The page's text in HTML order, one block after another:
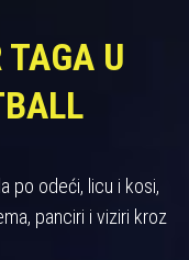
TAGA U
po odeći, licu i kosi,
panciri i viziri kroz